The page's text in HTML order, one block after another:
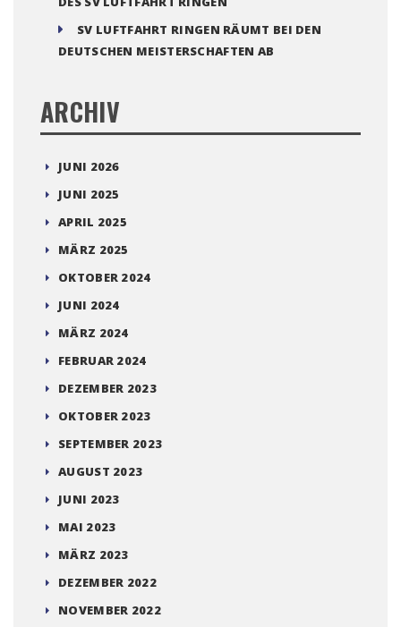
SV LUFTFAHRT RINGEN RÄUMT BEI DEN
DEUTSCHEN MEISTERSCHAFTEN AB
ARCHIV
JUNI 2026
JUNI 2025
APRIL 2025
MÄRZ 2025
OKTOBER 2024
JUNI 2024
MÄRZ 2024
FEBRUAR 2024
DEZEMBER 2023
OKTOBER 2023
SEPTEMBER 2023
AUGUST 2023
JUNI 2023
MAI 2023
MÄRZ 2023
DEZEMBER 2022
NOVEMBER 2022